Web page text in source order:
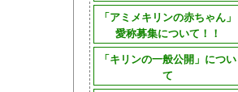
「アミメキリンの赤ちゃん」
愛称募集について！！
「キリンの一般公開」につい
て